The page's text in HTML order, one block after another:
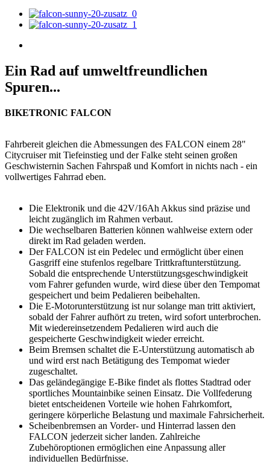
Ein Rad auf umweltfreundlichen
Spuren...
BIKETRONIC FALCON
Fahrbereit gleichen die Abmessungen des FALCON einem 28"
Citycruiser mit Tiefeinstieg und der Falke steht seinen großen
Geschwisternin Sachen Fahrspaß und Komfort in nichts nach - ein
vollwertiges Fahrrad eben.
Die Elektronik und die 42V/16Ah Akkus sind präzise und
leicht zugänglich im Rahmen verbaut.
Die wechselbaren Batterien können wahlweise extern oder
direkt im Rad geladen werden.
Der FALCON ist ein Pedelec und ermöglicht über einen
Gasgriff eine stufenlos regelbare Trittkraftunterstützung.
Sobald die entsprechende Unterstützungsgeschwindigkeit
vom Fahrer gefunden wurde, wird diese über den Tempomat
gespeichert und beim Pedalieren beibehalten.
Die E-Motorunterstützung ist nur solange man tritt aktiviert,
sobald der Fahrer aufhört zu treten, wird sofort unterbrochen.
Mit wiedereinsetzendem Pedalieren wird auch die
gespeicherte Geschwindigkeit wieder erreicht.
Beim Bremsen schaltet die E-Unterstützung automatisch ab
und wird erst nach Betätigung des Tempomat wieder
zugeschaltet.
Das geländegängige E-Bike findet als flottes Stadtrad oder
sportliches Mountainbike seinen Einsatz. Die Vollfederung
bietet entscheidenen Vorteile wie hohen Fahrkomfort,
geringere körperliche Belastung und maximale Fahrsicherheit.
Scheibenbremsen an Vorder- und Hinterrad lassen den
FALCON jederzeit sicher landen. Zahlreiche
Zubehöroptionen ermöglichen eine Anpassung aller
individuellen Bedürfnisse.